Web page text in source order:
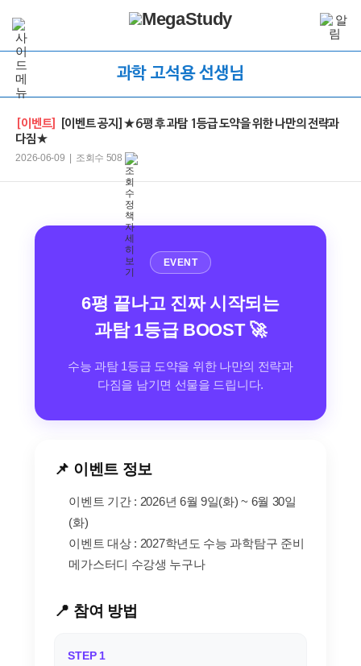
과학 고석용 선생님
[이벤트]
[이벤트 공지]★6평 후 과탐 1등급 도약을 위한 나만의 전략과
다짐★
2026-06-09 | 조회수 508
EVENT
6평 끝나고 진짜 시작되는
과탐 1등급 BOOST 🚀
수능 과탐 1등급 도약을 위한 나만의 전략과
다짐을 남기면 선물을 드립니다.
📌 이벤트 정보
이벤트 기간 : 2026년 6월 9일(화) ~ 6월 30일
(화)
이벤트 대상 : 2027학년도 수능 과학탐구 준비
메가스터디 수강생 누구나
📍 참여 방법
STEP 1